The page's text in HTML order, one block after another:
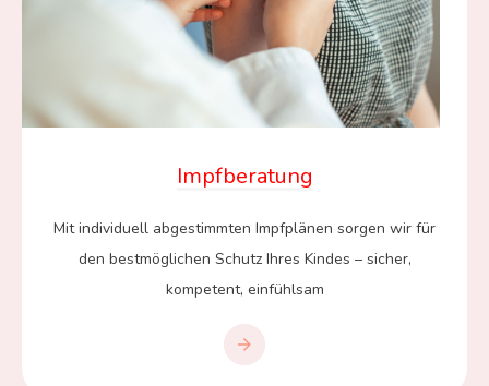
Impfberatung
Mit individuell abgestimmten Impfplänen sorgen wir für
den bestmöglichen Schutz Ihres Kindes – sicher,
kompetent, einfühlsam